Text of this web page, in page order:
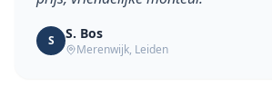
S S. Bos
Merenwijk, Leiden